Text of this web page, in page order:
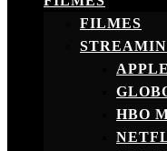
FILMES
HBO